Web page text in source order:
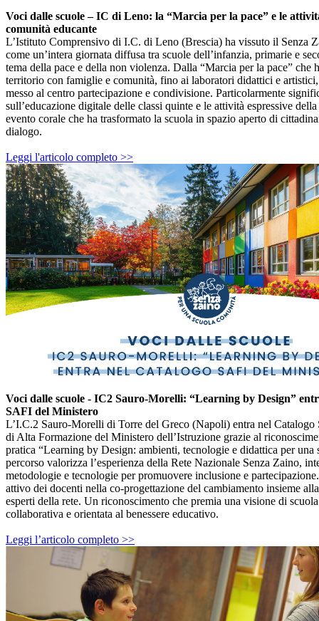
Voci dalle scuole – IC di Leno: la “Marcia per la pace” e le
comunità educante
L’Istituto Comprensivo di I.C. di Leno (Brescia) ha vissuto il Senza
come un’intera giornata diffusa tra scuole dell’infanzia, primarie e
tema della pace e della non violenza. Dalla “Marcia per la pace” che
territorio con famiglie e comunità, fino ai laboratori didattici e artistici,
messo al centro partecipazione e condivisione. Particolarmente
sull’educazione digitale delle classi quinte e le attività espressive
evento corale che ha trasformato la scuola in spazio aperto di
dialogo.
Leggi l'articolo completo >>
Voci dalle scuole - IC2 Sauro-Morelli: “Learning by Design”
SAFI del Ministero
L’I.C.2 Sauro-Morelli di Torre del Greco (Napoli) entra nel
di Alta Formazione del Ministero dell’Istruzione grazie al
pratica “Learning by Design: ambienti, tecnologie e didattica per una
percorso valorizza l’esperienza della Rete Nazionale Senza Zaino,
metodologie e tecnologie per promuovere inclusione e
attivo dei docenti nella co-progettazione del cambiamento insieme
esperti della rete. Un riconoscimento che premia una visione di
collaborativa e orientata al benessere educativo.
Leggi l’articolo completo >>